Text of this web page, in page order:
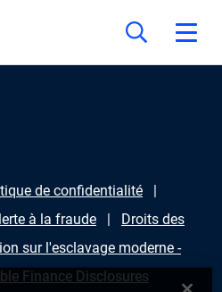
de confidentialité
à la fraude
Droits des
sur l'esclavage moderne -
Finance Disclosures